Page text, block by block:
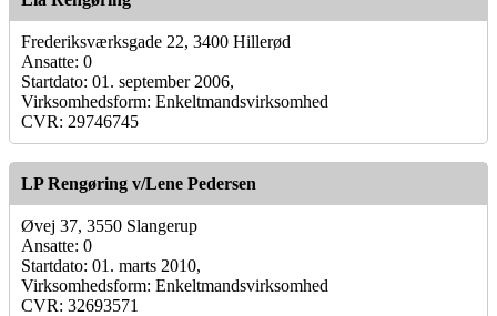
Frederiksværksgade 22, 3400 Hillerød
Ansatte: 0
Startdato: 01. september 2006,
Virksomhedsform: Enkeltmandsvirksomhed
CVR: 29746745
LP Rengøring v/Lene Pedersen
Øvej 37, 3550 Slangerup
Ansatte: 0
Startdato: 01. marts 2010,
Virksomhedsform: Enkeltmandsvirksomhed
CVR: 32693571